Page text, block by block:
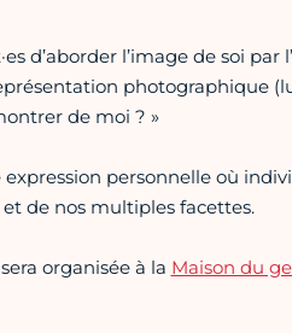
d’aborder l’image de soi par
photographique
de moi ? »
expression personnelle où
de nos multiples facettes.
organisée à la Maison du